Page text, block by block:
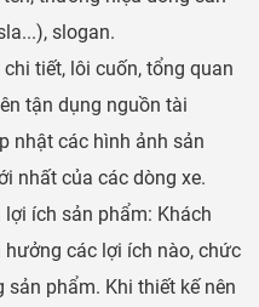
slogan.
tiết, lôi cuốn, tổng quan
tận dụng nguồn tài
nhật các hình ảnh sản
nhất của các dòng xe.
ích sản phẩm: Khách
các lợi ích nào, chức
phẩm. Khi thiết kế nên